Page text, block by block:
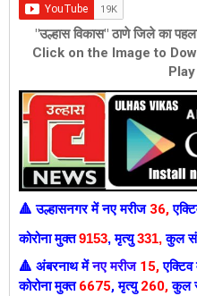
"उल्हास विकास" ठाणे जिले का
Click on the Image to
🔺उल्हासनगर मेंनए मरीज36,
कोरोना मुक्त9153,मृत्यु331, कुल
🔺 अंबरनाथ मेंनए मरीज 15,
कोरोना मुक्त6675,मृत्यु260, कुल